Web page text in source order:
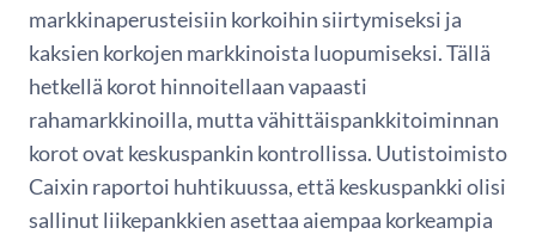
markkinaperusteisiin korkoihin siirtymiseksi ja
kaksien korkojen markkinoista luopumiseksi. Tällä
hetkellä korot hinnoitellaan vapaasti
rahamarkkinoilla, mutta vähittäispankkitoiminnan
korot ovat keskuspankin kontrollissa. Uutistoimisto
Caixin raportoi huhtikuussa, että keskuspankki olisi
sallinut liikepankkien asettaa aiempaa korkeampia